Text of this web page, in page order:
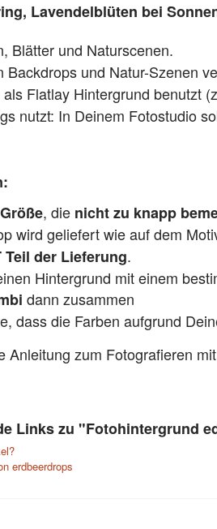
Lavendelblüten bei
Blätter und Naturscenen.
Backdrops und Natur-Szenen
Flatlay Hintergrund benutzt
nutzt: In Deinem Fotostudio
Größe, die nicht zu knapp
wird geliefert wie auf dem
Teil der Lieferung.
Hintergrund mit einem
dann zusammen
dass die Farben aufgrund
Anleitung zum Fotografieren
Links zu "Fotohintergrund
erdbeerdrops